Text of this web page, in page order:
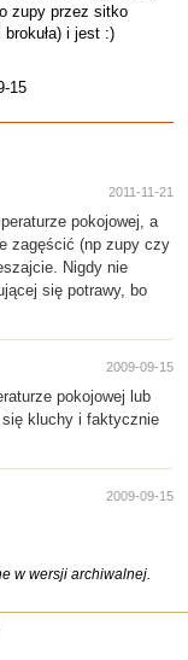
zupy przez sitko
i jest :)
15
2011-11-21
pokojowej, a
zagęścić (np zupy czy
Nigdy nie
się potrawy, bo
2009-09-15
pokojowej lub
się kluchy i faktycznie
2009-09-15
w wersji archiwalnej.